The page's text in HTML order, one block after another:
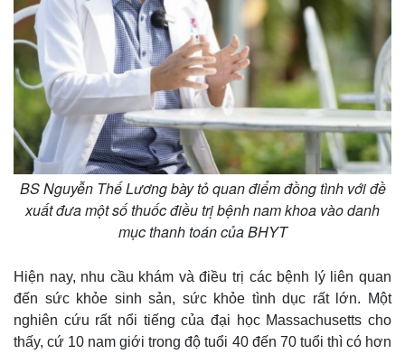
Infographic
BS Nguyễn Thế Lương bày tỏ quan điểm đồng tình với đề
xuất đưa một số thuốc điều trị bệnh nam khoa vào danh
mục thanh toán của BHYT
Hiện nay, nhu cầu khám và điều trị các bệnh lý liên quan
đến sức khỏe sinh sản, sức khỏe tình dục rất lớn. Một
nghiên cứu rất nổi tiếng của đại học Massachusetts cho
thấy, cứ 10 nam giới trong độ tuổi 40 đến 70 tuổi thì có hơn